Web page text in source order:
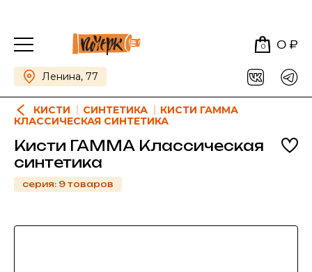
0 0 ₽
Ленина, 77
КИСТИ СИНТЕТИКА
КИСТИ ГАММА
КЛАССИЧЕСКАЯ СИНТЕТИКА
Кисти ГАММА Классическая
синтетика
серия: 9 товаров